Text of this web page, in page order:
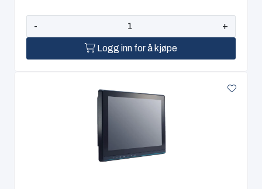
- +
Logg inn for å kjøpe